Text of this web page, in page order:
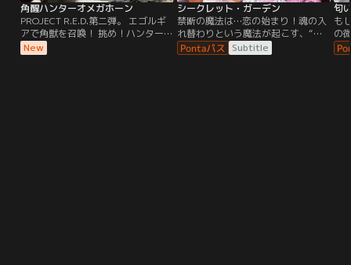
角醒ハンターオメガホーン
PROJECT R.E.D.第二弾。 エゴルギ
アで角獣を召喚！ 挑め！ハンターバ
トル！
New
シークレット・ガーデン
禁断の魔法は…恋の始まり！魂の入
れ替わりという魔法が起こす、“オ
レ様系”御曹司と下積みスタントウ
ーマンの奇跡の恋--財閥2世でデパ
Subtitle
匂
も
の
る
ウ